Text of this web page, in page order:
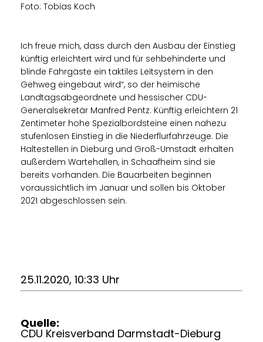
Foto: Tobias Koch
Ich freue mich, dass durch den Ausbau der Einstieg
künftig erleichtert wird und für sehbehinderte und
blinde Fahrgäste ein taktiles Leitsystem in den
Gehweg eingebaut wird“, so der heimische
Landtagsabgeordnete und hessischer CDU-
Generalsekretär Manfred Pentz. Künftig erleichtern 21
Zentimeter hohe Spezialbordsteine einen nahezu
stufenlosen Einstieg in die Niederflurfahrzeuge. Die
Haltestellen in Dieburg und Groß-Umstadt erhalten
außerdem Wartehallen, in Schaafheim sind sie
bereits vorhanden. Die Bauarbeiten beginnen
voraussichtlich im Januar und sollen bis Oktober
2021 abgeschlossen sein.
25.11.2020, 10:33 Uhr
Quelle:
CDU Kreisverband Darmstadt-Dieburg